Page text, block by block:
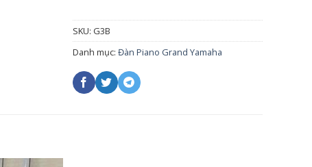
SKU: G3B
Danh mục: Đàn Piano Grand Yamaha